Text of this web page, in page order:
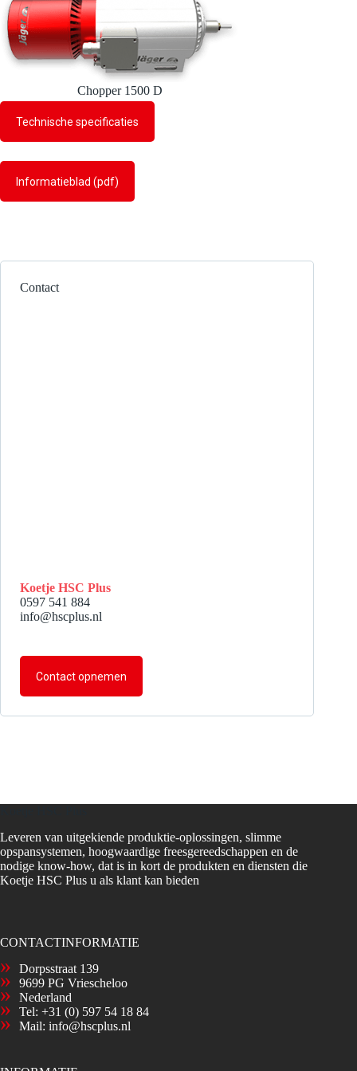
Chopper 1500 D
Technische specificaties
Informatieblad (pdf)
Contact
Koetje HSC Plus
0597 541 884
info@hscplus.nl
Contact opnemen
Leveren van uitgekiende produktie-oplossingen, slimme
opspansystemen, hoogwaardige freesgereedschappen en de
nodige know-how, dat is in kort de produkten en diensten die
Koetje HSC Plus u als klant kan bieden
CONTACTINFORMATIE
Dorpsstraat 139
9699 PG Vriescheloo
Nederland
Tel: +31 (0) 597 54 18 84
Mail: info@hscplus.nl